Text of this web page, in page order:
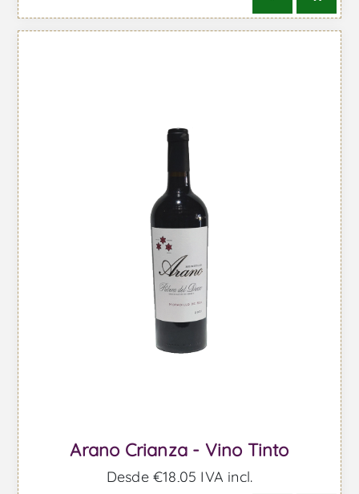
Arano Crianza - Vino Tinto
Desde €18,05 IVA incl.